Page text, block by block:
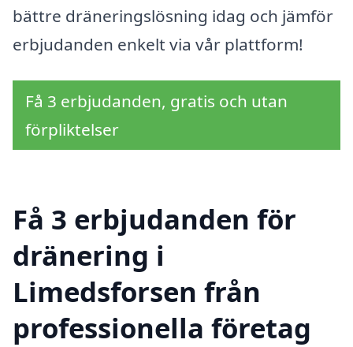
bättre dräneringslösning idag och jämför
erbjudanden enkelt via vår plattform!
Få 3 erbjudanden, gratis och utan
förpliktelser
Få 3 erbjudanden för
dränering i
Limedsforsen från
professionella företag